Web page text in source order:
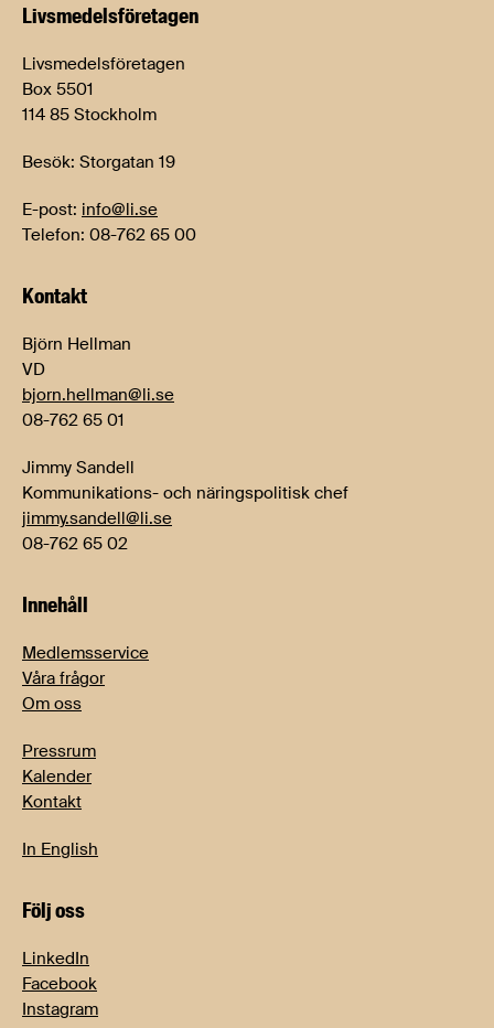
Livsmedels­företagen
Livsmedelsföretagen
Box 5501
114 85 Stockholm
Besök: Storgatan 19
E-post: info@li.se
Telefon: 08-762 65 00
Kontakt
Björn Hellman
VD
bjorn.hellman@li.se
08-762 65 01
Jimmy Sandell
Kommunikations- och näringspolitisk chef
jimmy.sandell@li.se
08-762 65 02
Innehåll
Medlemsservice
Våra frågor
Om oss
Pressrum
Kalender
Kontakt
In English
Följ oss
LinkedIn
Facebook
Instagram